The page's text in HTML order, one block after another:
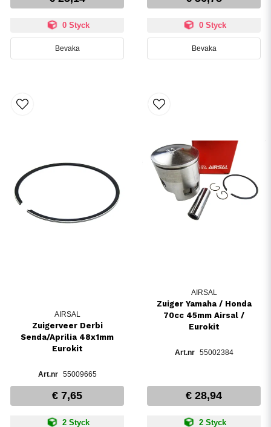
0 Styck
Bevaka
0 Styck
Bevaka
AIRSAL
Zuigerveer Derbi
Senda/Aprilia 48x1mm
Eurokit
55009665
€ 7,65
2 Styck
AIRSAL
Zuiger Yamaha / Honda
70cc 45mm Airsal /
Eurokit
55002384
€ 28,94
2 Styck